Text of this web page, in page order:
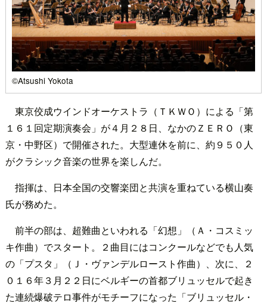
©Atsushi Yokota
東京佼成ウインドオーケストラ（ＴＫＷＯ）による「第
１６１回定期演奏会」が４月２８日、なかのＺＥＲＯ（東
京・中野区）で開催された。大型連休を前に、約９５０人
がクラシック音楽の世界を楽しんだ。
指揮は、日本全国の交響楽団と共演を重ねている横山奏
氏が務めた。
前半の部は、超難曲といわれる「幻想」（Ａ・コスミッ
キ作曲）でスタート。２曲目にはコンクールなどでも人気
の「プスタ」（Ｊ・ヴァンデルロースト作曲）、次に、２
０１６年３月２２日にベルギーの首都ブリュッセルで起き
た連続爆破テロ事件がモチーフになった「ブリュッセル・